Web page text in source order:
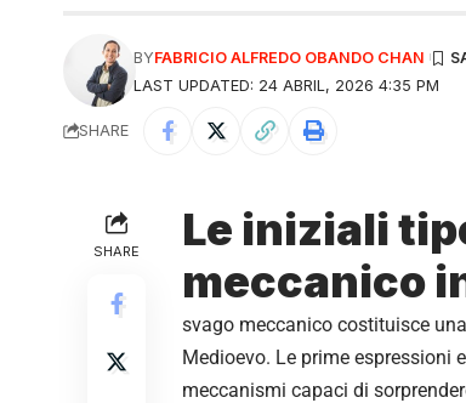
LAST UPDATED: 24 ABRIL, 2026 4:35 PM
BYFABRICIO ALFREDO OBANDO CHAN
SHARE
SHARE
Le iniziali
meccanico
svago meccanico costituisce
Medioevo. Le prime espressioni
meccanismi capaci di